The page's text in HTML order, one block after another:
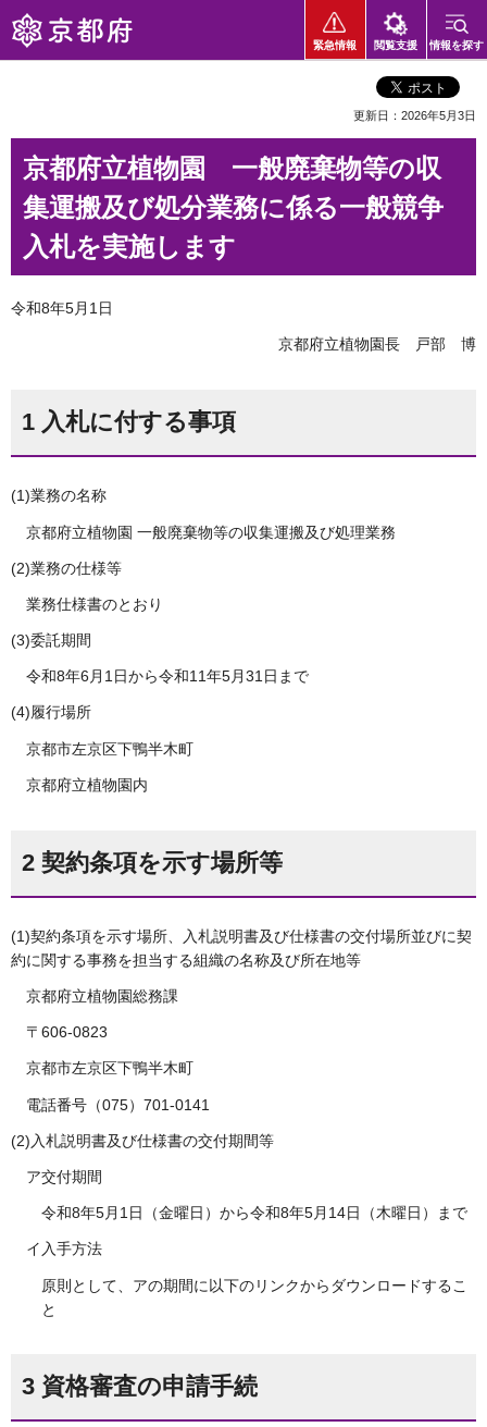
京都府
緊急情報 閲覧支援 情報を探す
更新日：2026年5月3日
京都府立植物園 一般廃棄物等の収
集運搬及び処分業務に係る一般競争
入札を実施します
令和8年5月1日
京都府立植物園長 戸部 博
1 入札に付する事項
(1)業務の名称
京都府立植物園 一般廃棄物等の収集運搬及び処理業務
(2)業務の仕様等
業務仕様書のとおり
(3)委託期間
令和8年6月1日から令和11年5月31日まで
(4)履行場所
京都市左京区下鴨半木町
京都府立植物園内
2 契約条項を示す場所等
(1)契約条項を示す場所、入札説明書及び仕様書の交付場所並びに契
約に関する事務を担当する組織の名称及び所在地等
京都府立植物園総務課
〒606-0823
京都市左京区下鴨半木町
電話番号（075）701-0141
(2)入札説明書及び仕様書の交付期間等
ア交付期間
令和8年5月1日（金曜日）から令和8年5月14日（木曜日）まで
イ入手方法
原則として、アの期間に以下のリンクからダウンロードするこ
と
3 資格審査の申請手続